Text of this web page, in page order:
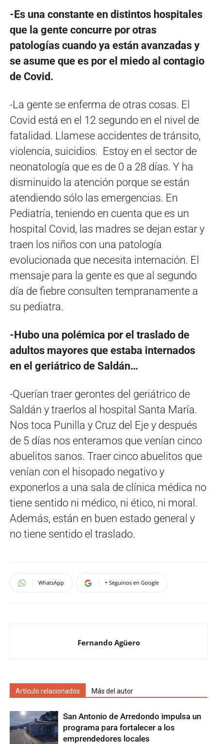
-Es una constante en distintos hospitales
que la gente concurre por otras
patologías cuando ya están avanzadas y
se asume que es por el miedo al contagio
de Covid.
-La gente se enferma de otras cosas. El
Covid está en el 12 segundo en el nivel de
fatalidad. Llamese accidentes de tránsito,
violencia, suicidios. Estoy en el sector de
neonatología que es de 0 a 28 días. Y ha
disminuido la atención porque se están
atendiendo sólo las emergencias. En
Pediatría, teniendo en cuenta que es un
hospital Covid, las madres se dejan estar y
traen los niños con una patología
evolucionada que necesita internación. El
mensaje para la gente es que al segundo
día de fiebre consulten tempranamente a
su pediatra.
-Hubo una polémica por el traslado de
adultos mayores que estaba internados
en el geriátrico de Saldán…
-Querían traer gerontes del geriátrico de
Saldán y traerlos al hospital Santa María.
Nos toca Punilla y Cruz del Eje y después
de 5 días nos enteramos que venían cinco
abuelitos sanos. Traer cinco abuelitos que
venían con el hisopado negativo y
exponerlos a una sala de clínica médica no
tiene sentido ni médico, ni ético, ni moral.
Además, están en buen estado general y
no tiene sentido el traslado.
WhatsApp + Seguinos en Google
Fernando Agüero
Artículo relacionados Más del autor
San Antonio de Arredondo impulsa un
programa para fortalecer a los
emprendedores locales